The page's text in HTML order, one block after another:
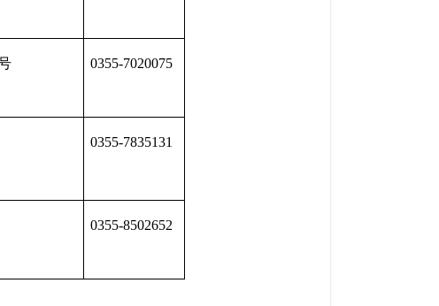
0355-7020075
0355-7835131
0355-8502652